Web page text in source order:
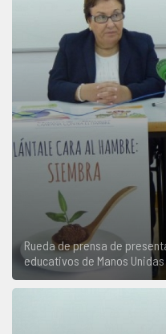
Rueda de prensa de
educativos de Manos Unidas